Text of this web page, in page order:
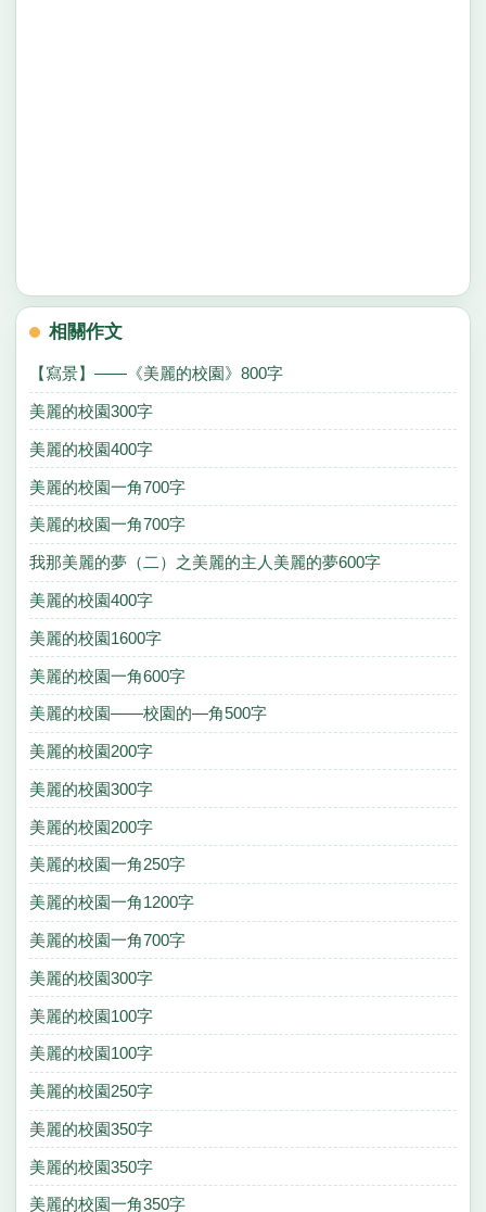
相關作文
【寫景】——《美麗的校園》800字
美麗的校園300字
美麗的校園400字
美麗的校園一角700字
美麗的校園一角700字
我那美麗的夢（二）之美麗的主人美麗的夢600字
美麗的校園400字
美麗的校園1600字
美麗的校園一角600字
美麗的校園——校園的—角500字
美麗的校園200字
美麗的校園300字
美麗的校園200字
美麗的校園一角250字
美麗的校園一角1200字
美麗的校園一角700字
美麗的校園300字
美麗的校園100字
美麗的校園100字
美麗的校園250字
美麗的校園350字
美麗的校園350字
美麗的校園一角350字